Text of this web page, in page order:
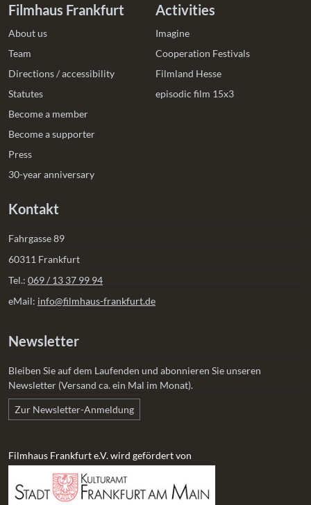
Filmhaus Frankfurt
About us
Team
Directions / accessibility
Statutes
Become a member
Become a supporter
Press
30-year anniversary
Activities
Imagine
Cooperation Festivals
Filmland Hesse
episodic film 15x3
Kontakt
Fahrgasse 89
60311 Frankfurt
Tel.: 069 / 13 37 99 94
eMail: info@filmhaus-frankfurt.de
Newsletter
Bleiben Sie auf dem Laufenden und abonnieren Sie unseren
Newsletter (Versand ca. ein Mal im Monat).
Zur Newsletter-Anmeldung
Filmhaus Frankfurt e.V. wird gefördert von